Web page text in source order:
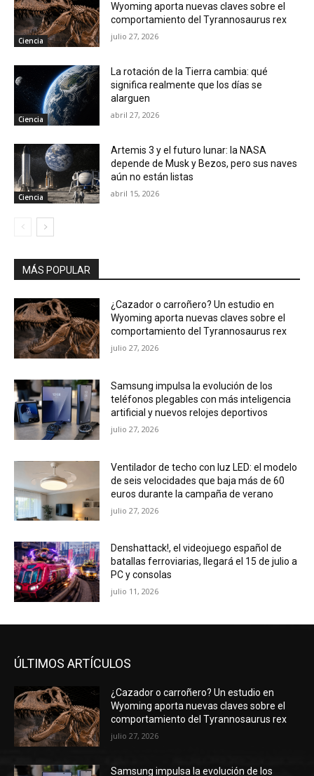
Ciencia
Wyoming aporta nuevas claves sobre el
comportamiento del Tyrannosaurus rex
julio 27, 2026
Ciencia
La rotación de la Tierra cambia: qué
significa realmente que los días se
alarguen
abril 27, 2026
Ciencia
Artemis 3 y el futuro lunar: la NASA
depende de Musk y Bezos, pero sus naves
aún no están listas
abril 15, 2026
MÁS POPULAR
¿Cazador o carroñero? Un estudio en
Wyoming aporta nuevas claves sobre el
comportamiento del Tyrannosaurus rex
julio 27, 2026
Samsung impulsa la evolución de los
teléfonos plegables con más inteligencia
artificial y nuevos relojes deportivos
julio 27, 2026
Ventilador de techo con luz LED: el modelo
de seis velocidades que baja más de 60
euros durante la campaña de verano
julio 27, 2026
Denshattack!, el videojuego español de
batallas ferroviarias, llegará el 15 de julio a
PC y consolas
julio 11, 2026
ÚLTIMOS ARTÍCULOS
¿Cazador o carroñero? Un estudio en
Wyoming aporta nuevas claves sobre el
comportamiento del Tyrannosaurus rex
julio 27, 2026
Samsung impulsa la evolución de los